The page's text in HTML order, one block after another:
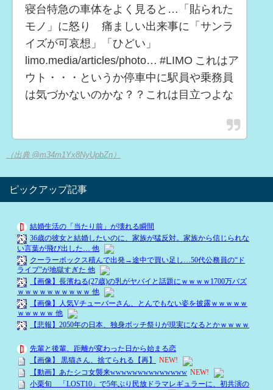
寝台特急の車体をよく見ると…「貼られた
モノ」に怒り 痛ましい出来事に「サンラ
イズが可哀想」「ひどい」
limo.media/articles/photo… #LIMO これはア
ウト・・・というか停車中に駅員や乗務員
は気づかないのかな？？これは目立つよな
（出典 @m34m1Yx8NyUpbZn）
ピックアップ記事